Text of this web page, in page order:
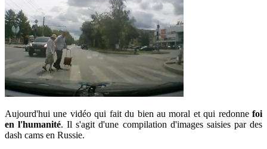
Aujourd'hui une vidéo qui fait du bien au moral et qui redonnefoi
en l'humanité. Il s'agit d'une compilation d'images saisies par des
dash cams en Russie.